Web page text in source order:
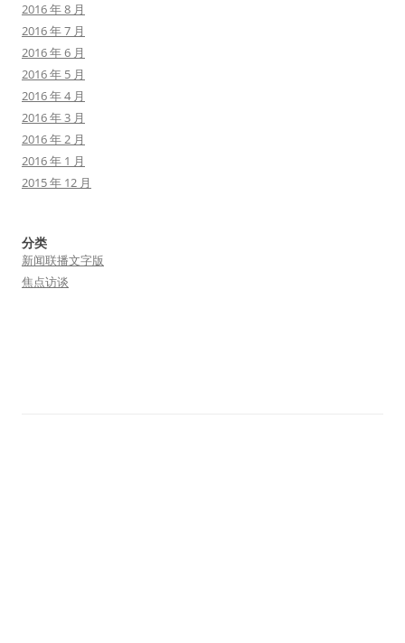
2016 年 8 月
2016 年 7 月
2016 年 6 月
2016 年 5 月
2016 年 4 月
2016 年 3 月
2016 年 2 月
2016 年 1 月
2015 年 12 月
分类
新闻联播文字版
焦点访谈